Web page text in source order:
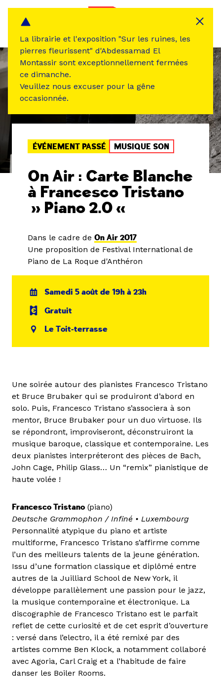
ÉVÉNEMENT PASSÉ MUSIQUE SON
On Air : Carte Blanche
à Francesco Tristano
» Piano 2.0 «
Dans le cadre de On Air 2017
Une proposition de Festival International de
Piano de La Roque d'Anthéron
Samedi 5 août de 19h à 23h
Gratuit
Le Toit-terrasse
Une soirée autour des pianistes Francesco Tristano
et Bruce Brubaker qui se produiront d’abord en
solo. Puis, Francesco Tristano s’associera à son
mentor, Bruce Brubaker pour un duo virtuose. Ils
se répondront, improviseront, déconstruiront la
musique baroque, classique et contemporaine. Les
deux pianistes interpréteront des pièces de Bach,
John Cage, Philip Glass… Un “remix” pianistique de
haute volée !
Francesco Tristano(piano)
Deutsche Grammophon / Infiné • Luxembourg
Personnalité atypique du piano et artiste
multiforme, Francesco Tristano s’affirme comme
l’un des meilleurs talents de la jeune génération.
Issu d’une formation classique et diplômé entre
autres de la Juilliard School de New York, il
développe parallèlement une passion pour le jazz,
la musique contemporaine et électronique. La
discographie de Francesco Tristano est le parfait
reflet de cette curiosité et de cet esprit d’ouverture
: versé dans l’electro, il a été remixé par des
artistes comme Ben Klock, a notamment collaboré
avec Agoria, Carl Craig et a l’habitude de faire
danser les Boiler Rooms.
La librairie et l'exposition "Sur les ruines, les
pierres fleurissent" d'Abdessamad El
Montassir sont exceptionnellement fermées
ce dimanche.
Veuillez nous excuser pour la gêne
occasionnée.
Panneau de gestion des cookies